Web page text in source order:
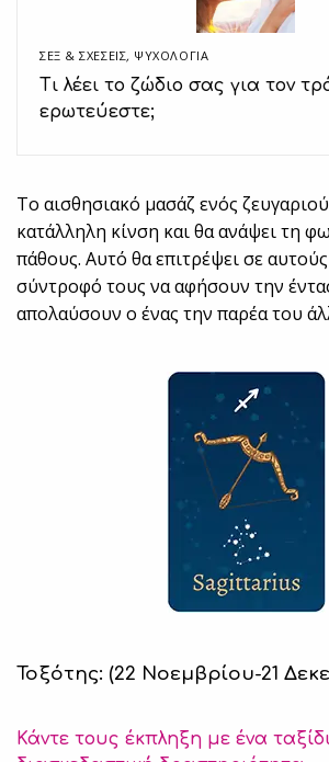
ΣΕΞ & ΣΧΈΣΕΙΣ, ΨΥΧΟΛΟΓΙΑ
Τι λέει το ζώδιο σας για τον
ερωτεύεστε;
Το αισθησιακό μασάζ ενός ζευγαριού
κατάλληλη κίνση και θα ανάψει τη
πάθους. Αυτό θα επιτρέψει σε
σύντροφό τους να αφήσουν την
απολαύσουν ο ένας την παρέα του
Τοξότης: (22 Νοεμβρίου-21
Κάντε τους έκπληξη με ένα